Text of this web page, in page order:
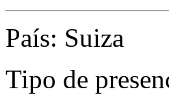
País: Suiza
Tipo de